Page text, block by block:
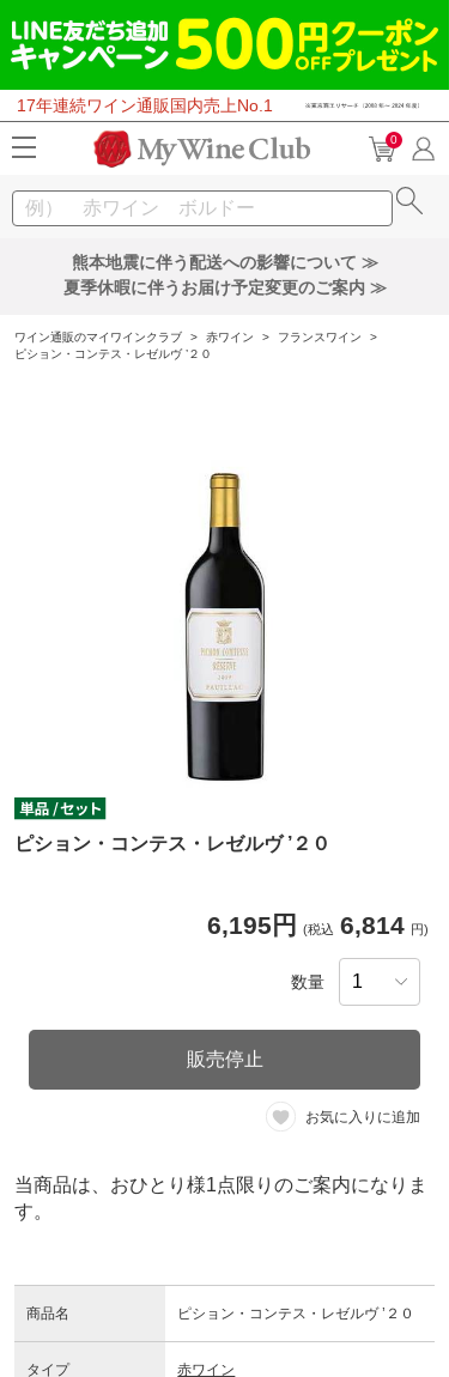
17年連続ワイン通販国内売上No.1
0
熊本地震に伴う配送への影響について ≫
夏季休暇に伴うお届け予定変更のご案内 ≫
ワイン通販のマイワインクラブ > 赤ワイン > フランスワイン
>
ピション・コンテス・レゼルヴ ’２０
ピション・コンテス・レゼルヴ ’２０
6,195円 (税込 6,814 円)
数量
販売停止
お気に入りに追加
当商品は、おひとり様1点限りのご案内になりま
す。
商品名 ピション・コンテス・レゼルヴ ’２０
タイプ 赤ワイン